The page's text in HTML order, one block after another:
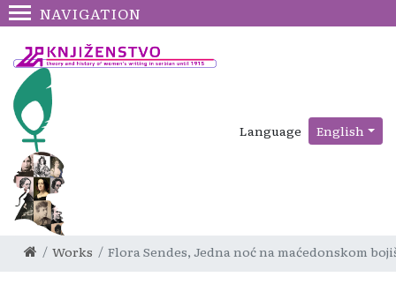
NAVIGATION
Language English
Works Flora Sendes, Jedna noć na maćedonskom